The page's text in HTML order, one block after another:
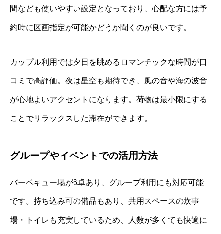
間なども使いやすい設定となっており、心配な方には予
約時に区画指定が可能かどうか聞くのが良いです。
カップル利用では夕日を眺めるロマンチックな時間が口
コミで高評価。夜は星空も期待でき、風の音や海の波音
が心地よいアクセントになります。荷物は最小限にする
ことでリラックスした滞在ができます。
グループやイベントでの活用方法
バーベキュー場が6卓あり、グループ利用にも対応可能
です。持ち込み可の備品もあり、共用スペースの炊事
場・トイレも充実しているため、人数が多くても快適に